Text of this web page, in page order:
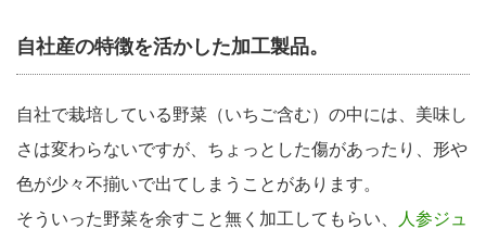
自社産の特徴を活かした加工製品。
自社で栽培している野菜（いちご含む）の中には、美味し
さは変わらないですが、ちょっとした傷があったり、形や
色が少々不揃いで出てしまうことがあります。
そういった野菜を余すこと無く加工してもらい、
人参ジュ